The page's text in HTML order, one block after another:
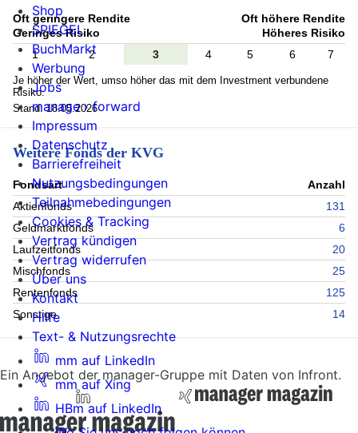
Oft geringere Rendite
Geringes Risiko
Oft höhere Rendite
Höheres Risiko
1
2 3 4 5 6 7
Je höher der Wert, umso höher das mit dem Investment verbundene
Risiko.
Stand: 18.05.2026
Weitere Fonds der KVG
Fondsart
Anzahl
Aktienfonds
131
Geldmarktfonds
6
Laufzeitfonds
20
Mischfonds
25
Rentenfonds
125
Sonstige
14
Ein Angebot der manager-Gruppe mit Daten von Infront.
Shop
SPIEGEL
BuchMarkt
Werbung
Jobs
manage › forward
Impressum
Datenschutz
Barrierefreiheit
Nutzungsbedingungen
Teilnahmebedingungen
Cookies & Tracking
Vertrag kündigen
Vertrag widerrufen
Über uns
Kontakt
Hilfe
Text- & Nutzungsrechte
mm auf LinkedIn
mm auf Xing
HBm auf LinkedIn